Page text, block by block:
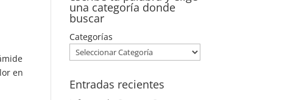
en
una categoría donde
buscar
Categorías
Entradas recientes